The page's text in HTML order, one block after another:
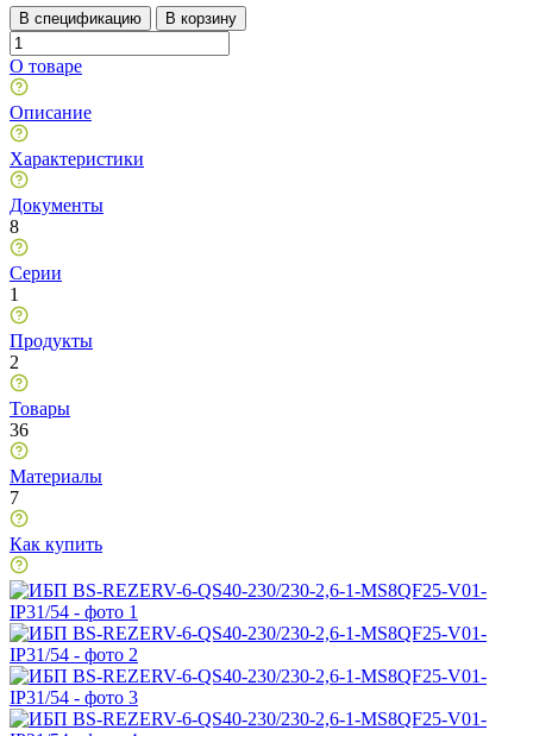
В спецификацию В корзину
О товаре
Описание
Характеристики
Документы
8
Серии
1
Продукты
2
Товары
36
Материалы
7
Как купить